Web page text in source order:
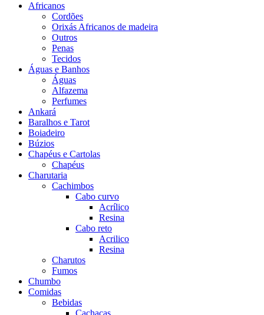
Africanos
Cordões
Orixás Africanos de madeira
Outros
Penas
Tecidos
Águas e Banhos
Águas
Alfazema
Perfumes
Ankará
Baralhos e Tarot
Boiadeiro
Búzios
Chapéus e Cartolas
Chapéus
Charutaria
Cachimbos
Cabo curvo
Acrílico
Resina
Cabo reto
Acrilico
Resina
Charutos
Fumos
Chumbo
Comidas
Bebidas